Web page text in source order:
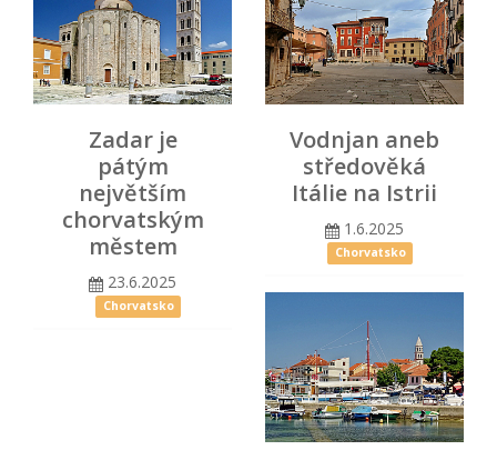
Zadar je
pátým
největším
chorvatským
městem
23.6.2025
Chorvatsko
Vodnjan aneb
středověká
Itálie na Istrii
1.6.2025
Chorvatsko